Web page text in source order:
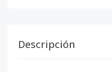
Descripción